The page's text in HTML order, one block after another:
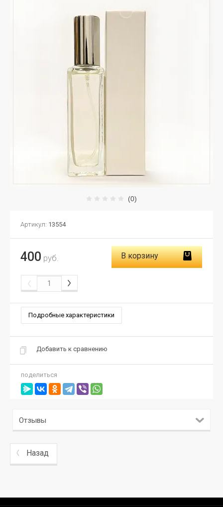
(0)
Артикул: 13554
400 руб. В корзину
Подробные характеристики
Добавить к сравнению
поделиться
Отзывы
Назад